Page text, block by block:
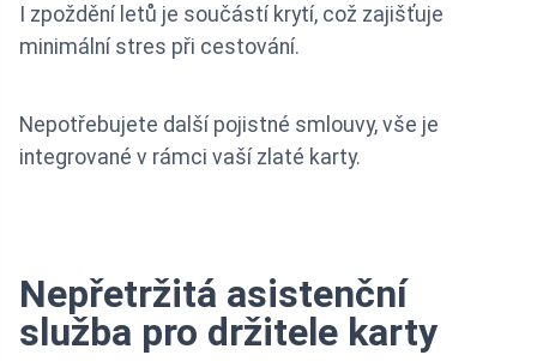
I zpoždění letů je součástí krytí, což zajišťuje
minimální stres při cestování.
Nepotřebujete další pojistné smlouvy, vše je
integrované v rámci vaší zlaté karty.
Nepřetržitá asistenční
služba pro držitele karty